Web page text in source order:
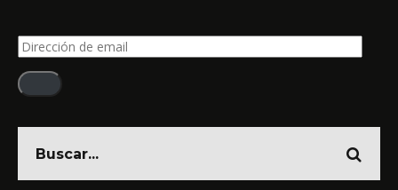
Dirección
de
email